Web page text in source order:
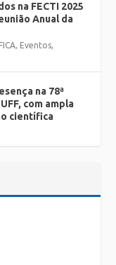
na FECTI 2025
Anual da
, Eventos,
na 78ª
com ampla
científica